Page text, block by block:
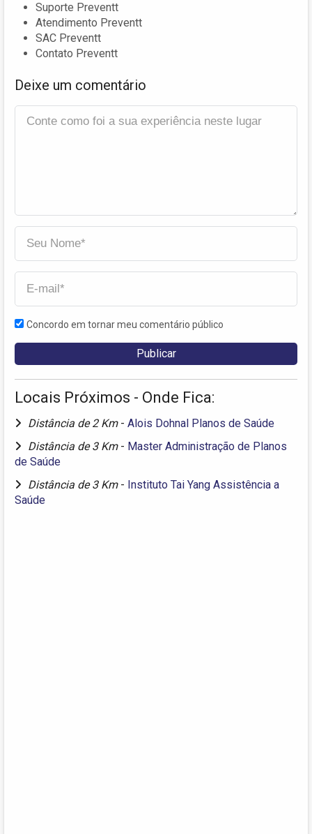
Suporte Preventt
Atendimento Preventt
SAC Preventt
Contato Preventt
Deixe um comentário
Concordo em tornar meu comentário público
Locais Próximos - Onde Fica:
Distância de 2 Km - Alois Dohnal Planos de Saúde
Distância de 3 Km - Master Administração de Planos
de Saúde
Distância de 3 Km - Instituto Tai Yang Assistência a
Saúde